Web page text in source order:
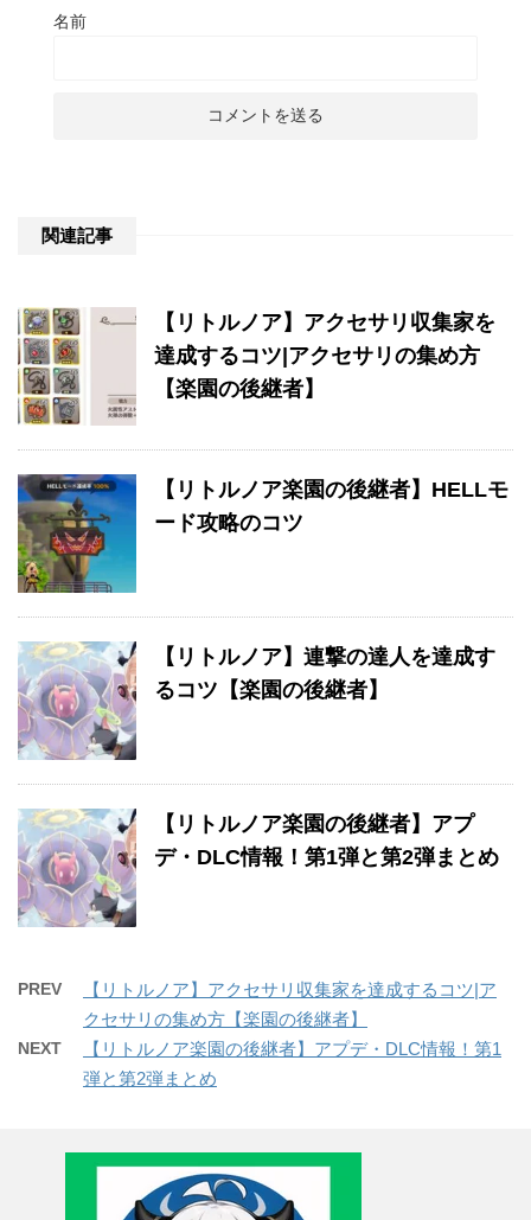
名前
関連記事
【リトルノア】アクセサリ収集家を
達成するコツ|アクセサリの集め方
【楽園の後継者】
【リトルノア楽園の後継者】HELLモ
ード攻略のコツ
【リトルノア】連撃の達人を達成す
るコツ【楽園の後継者】
【リトルノア楽園の後継者】アプ
デ・DLC情報！第1弾と第2弾まとめ
PREV
【リトルノア】アクセサリ収集家を達成するコツ|ア
クセサリの集め方【楽園の後継者】
NEXT
【リトルノア楽園の後継者】アプデ・DLC情報！第1
弾と第2弾まとめ